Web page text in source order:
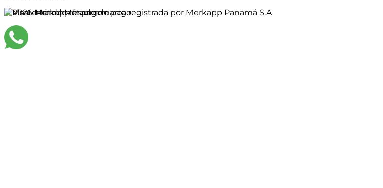
©2026Merkapp es una marca registrada por Merkapp Panamá S.A